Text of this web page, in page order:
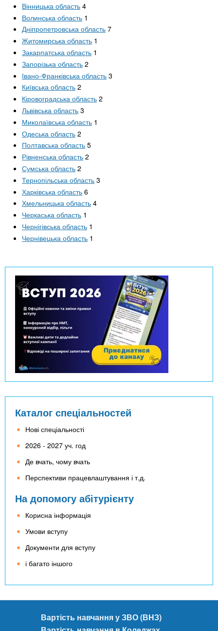
Вінницька область 4
Волинська область 1
Дніпропетровська область 7
Житомирська область 1
Закарпатська область 1
Запорізька область 2
Івано-Франківська область 3
Київська область 2
Кіровоградська область 2
Львівська область 3
Миколаївська область 1
Одеська область 2
Полтавська область 5
Рівненська область 2
Сумська область 2
Тернопільська область 3
Харківська область 6
Хмельницька область 4
Черкаська область 1
Чернігівська область 1
Чернівецька область 1
Каталог спеціальностей
Нові спеціальності
2026 - 2027 уч. год
Де вчать, чому вчать
Перспективи працевлаштування і т.д.
На допомогу абітурієнту
Корисна інформація
Умови вступу
Документи для вступу
і багато іншого
Вартість навчання у ЗВО (ВНЗ)